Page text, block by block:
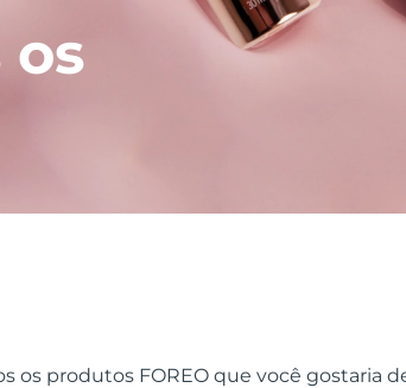
os
os produtos FOREO que você gostaria